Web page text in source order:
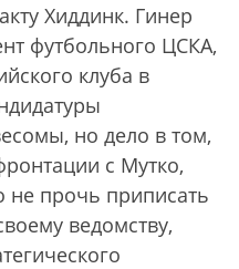
Хиддинк. Гинер
футбольного ЦСКА,
клуба в
но дело в том,
с Мутко,
не прочь приписать
ведомству,